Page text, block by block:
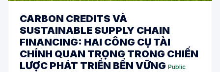
CARBON CREDITS VÀ
SUSTAINABLE SUPPLY CHAIN
FINANCING: HAI CÔNG CỤ TÀI
CHÍNH QUAN TRỌNG TRONG CHIẾN
LƯỢC PHÁT TRIỂN BỀN VỮNG Public